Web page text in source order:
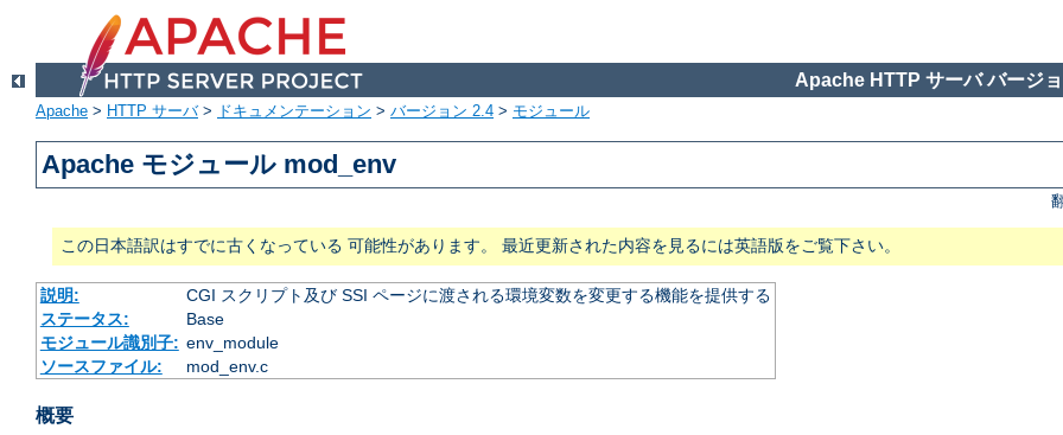
Apache HTTP サーバ バージ
Apache > HTTP サーバ> ドキュメンテーション > バージョン 2.4 > モジュール
Apache モジュール mod_env
この日本語訳はすでに古くなっている 可能性があります。 最近更新された内容を見るには英語版をご覧下さい。
説明:
CGI スクリプト及び SSI ページに渡される環境変数を変更する機能を提供する
ステータス:
Base
モジュール識別子: env_module
ソースファイル:
mod_env.c
概要